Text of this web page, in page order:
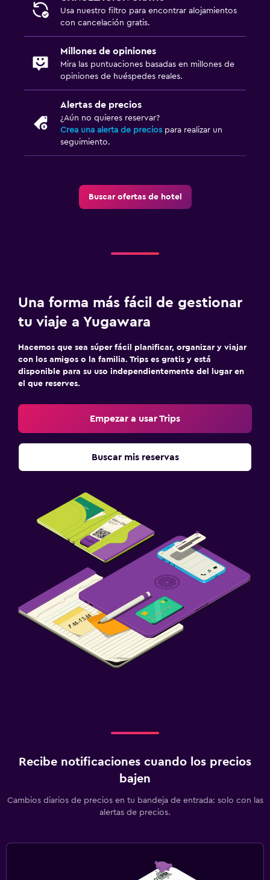
Usa nuestro filtro para encontrar alojamientos
con cancelación gratis.
Millones de opiniones
Mira las puntuaciones basadas en millones de
opiniones de huéspedes reales.
Alertas de precios
¿Aún no quieres reservar?
Crea una alerta de precios para realizar un
seguimiento.
Buscar ofertas de hotel
Una forma más fácil de gestionar
tu viaje a Yugawara
Hacemos que sea súper fácil planificar, organizar y viajar
con los amigos o la familia. Trips es gratis y está
disponible para su uso independientemente del lugar en
el que reserves.
Empezar a usar Trips
Buscar mis reservas
Recibe notificaciones cuando los precios
bajen
Cambios diarios de precios en tu bandeja de entrada: solo con las
alertas de precios.